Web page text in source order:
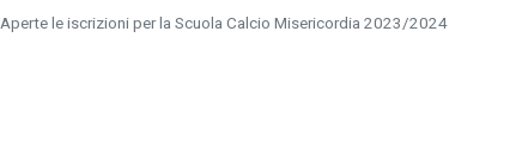
Aperte le iscrizioni per la Scuola Calcio Misericordia 2023/2024